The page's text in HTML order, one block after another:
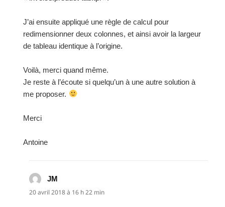
J’ai ensuite appliqué une règle de calcul pour
redimensionner deux colonnes, et ainsi avoir la largeur
de tableau identique à l’origine.
Voilà, merci quand même.
Je reste à l’écoute si quelqu’un à une autre solution à
me proposer.
Merci
Antoine
JM
20 avril 2018 à 16 h 22 min